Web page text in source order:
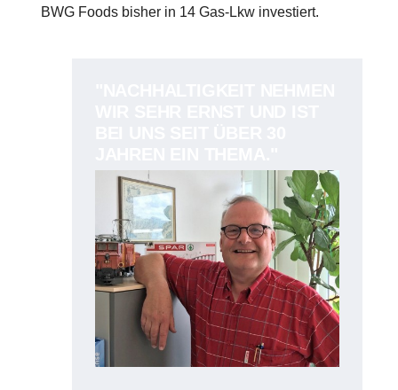
BWG Foods bisher in 14 Gas-Lkw investiert.